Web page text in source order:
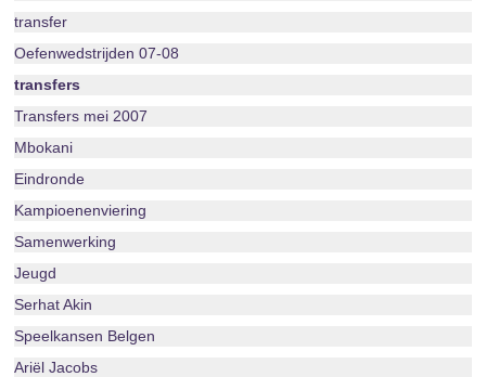
transfer
Oefenwedstrijden 07-08
transfers
Transfers mei 2007
Mbokani
Eindronde
Kampioenenviering
Samenwerking
Jeugd
Serhat Akin
Speelkansen Belgen
Ariël Jacobs